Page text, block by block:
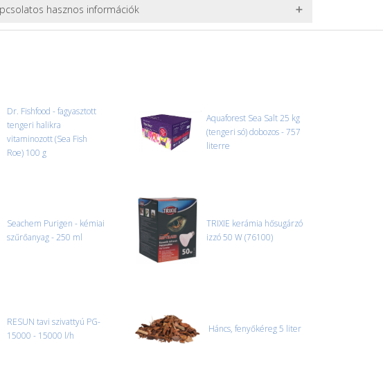
hasznos információk
termékeknél (pl. nagy akváriumok, bútorok, stb.) egyedi szállítási
rendelés egyedi, úgyhogy előre egyeztetni kell mindenképpen.
átvételekor sérülést, folyadékot vagy bármi rendellenességet
és az átvétel előtt jegyzőkönyvet kell felvenni a futárral. A sérült
Dr. Fishfood - fagyasztott
tengeri halikra
vitaminozott (Sea Fish
Roe) 100 g
Aquaforest Sea Salt 25 kg
(tengeri só) dobozos - 757
literre
Seachem Purigen - kémiai
szűrőanyag - 250 ml
TRIXIE kerámia hősugárzó
izzó 50 W (76100)
RESUN tavi szivattyú PG-
15000 - 15000 l/h
Háncs, fenyőkéreg 5 liter